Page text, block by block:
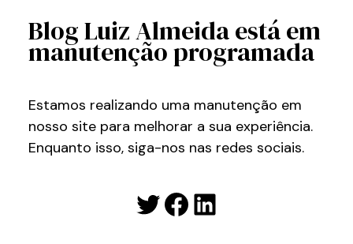
Blog Luiz Almeida está em
manutenção programada
Estamos realizando uma manutenção em
nosso site para melhorar a sua experiência.
Enquanto isso, siga-nos nas redes sociais.
Twitter
Facebook
LinkedIn